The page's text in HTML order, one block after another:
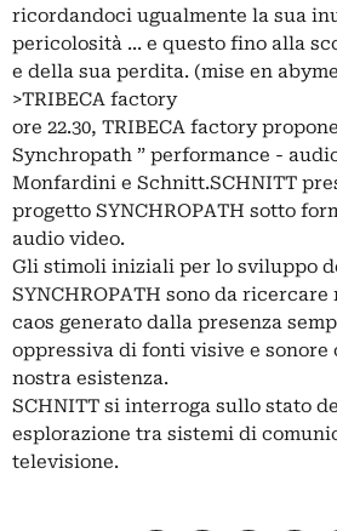
ricordandoci ugualmente la sua
pericolosità ... e questo fino alla
e della sua perdita. (mise en
>TRIBECA factory
ore 22.30, TRIBECA factory
Synchropath ” performance -
Monfardini e Schnitt.SCHNITT
progetto SYNCHROPATH sotto
audio video.
Gli stimoli iniziali per lo sviluppo
SYNCHROPATH sono da
caos generato dalla presenza
oppressiva di fonti visive e sonore
nostra esistenza.
SCHNITT si interroga sullo stato
esplorazione tra sistemi di
televisione.